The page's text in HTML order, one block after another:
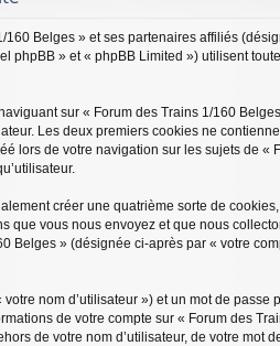
Belges » et ses partenaires affiliés
» et « phpBB Limited ») utilisent
sur « Forum des Trains 1/160
Les deux premiers cookies ne
lors de votre navigation sur les sujets de «
créer une quatrième sorte de
que vous nous envoyez et que nous
Belges » (désignée ci-après par « votre
nom d’utilisateur ») et un mot de
de votre compte sur « Forum des
de votre nom d’utilisateur, de votre